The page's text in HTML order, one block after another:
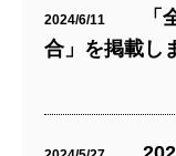
2024/6/11
「
合」を掲載し